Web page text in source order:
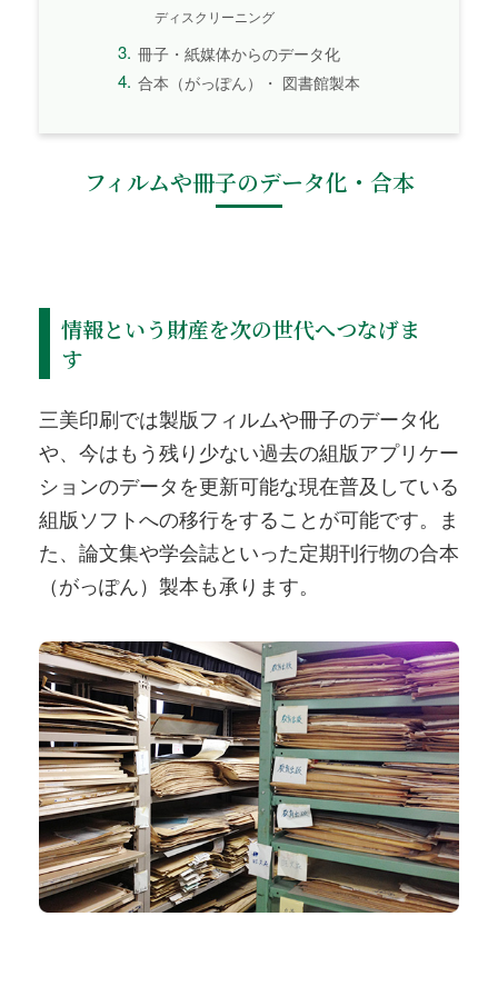
ディスクリーニング
冊子・紙媒体からのデータ化
合本（がっぽん）・ 図書館製本
フィルムや冊子のデータ化・合本
情報という財産を次の世代へつなげま
す
三美印刷では製版フィルムや冊子のデータ化
や、今はもう残り少ない過去の組版アプリケー
ションのデータを更新可能な現在普及している
組版ソフトへの移行をすることが可能です。ま
た、論文集や学会誌といった定期刊行物の合本
（がっぽん）製本も承ります。